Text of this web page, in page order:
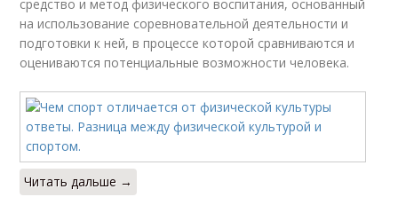
средство и метод физического воспитания, основанный
на использование соревновательной деятельности и
подготовки к ней, в процессе которой сравниваются и
оцениваются потенциальные возможности человека.
Читать дальше →